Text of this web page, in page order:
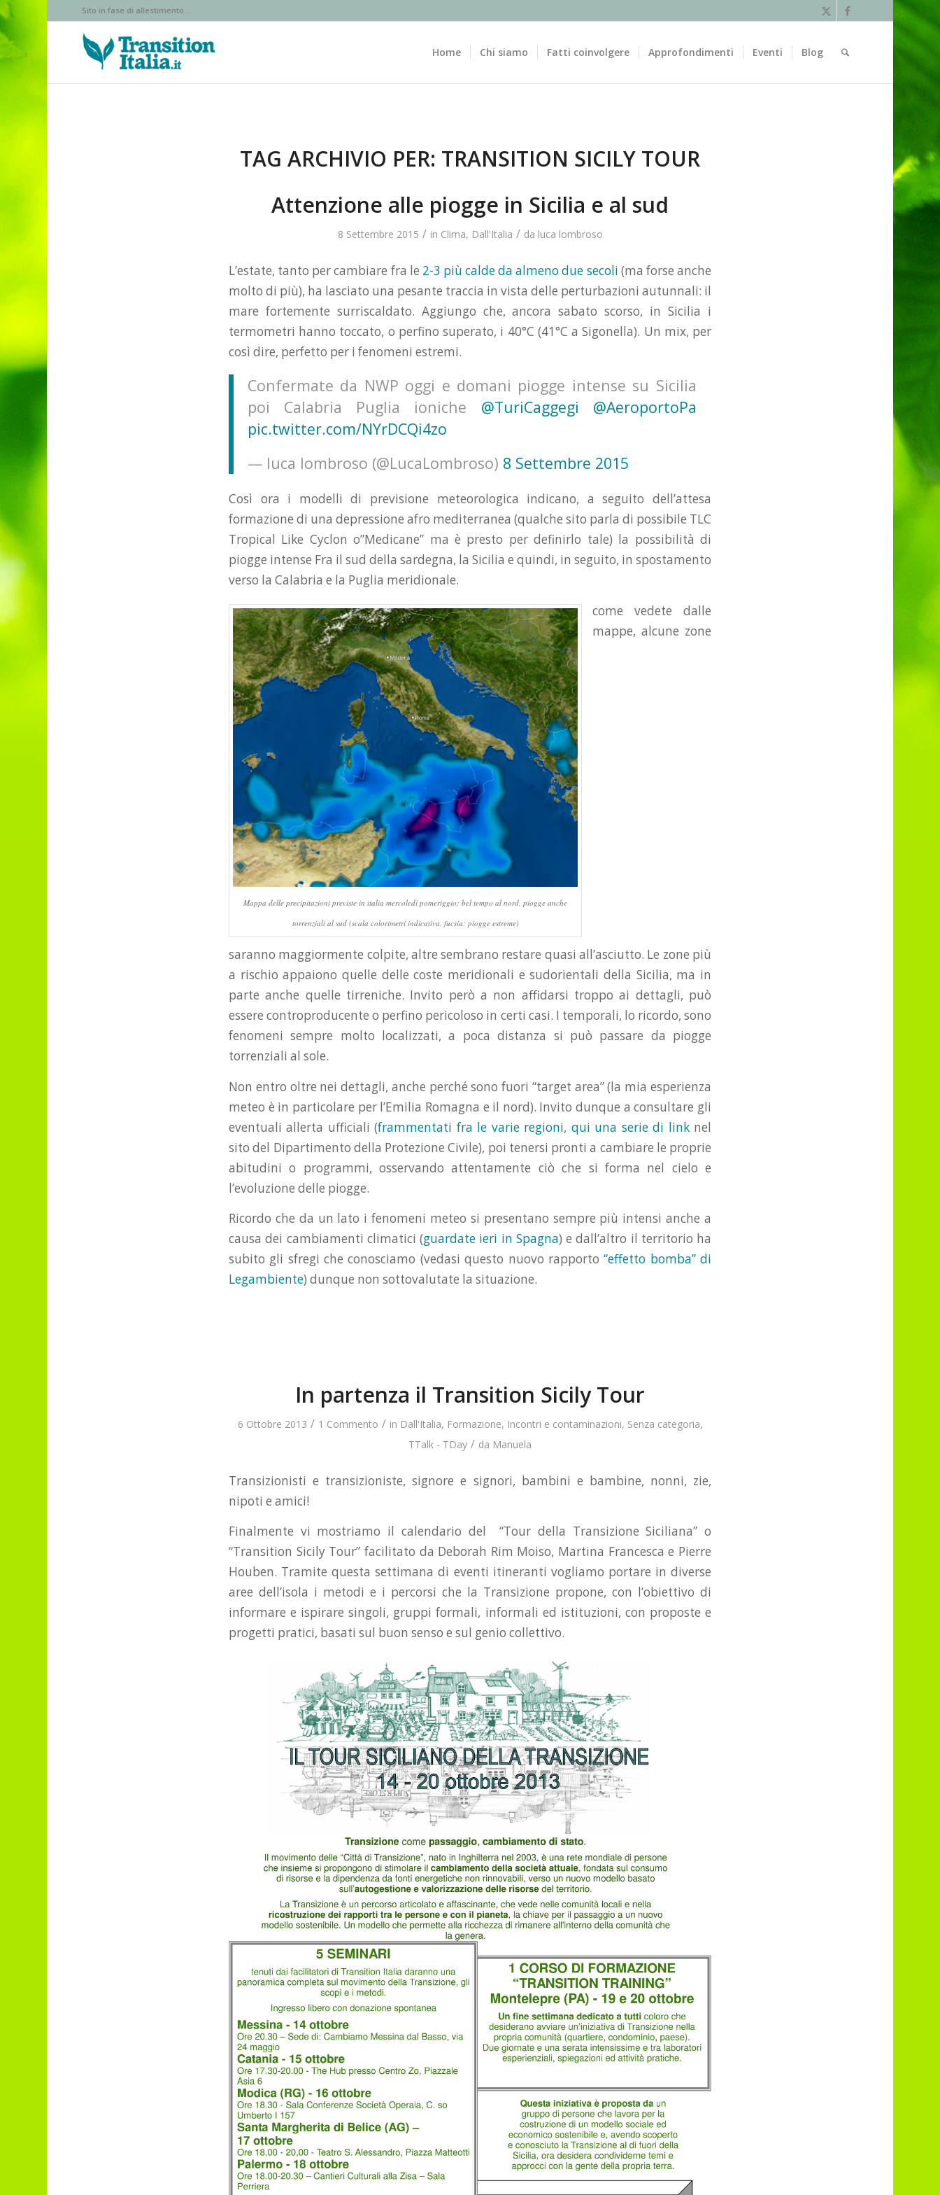
Sito in fase di allestimento...
Home Chi siamo Fatti coinvolgere Approfondimenti Eventi Blog
TAG ARCHIVIO PER: TRANSITION SICILY TOUR
Attenzione alle piogge in Sicilia e al sud
8 Settembre 2015 / in Clima, Dall'Italia / da luca lombroso
L’estate, tanto per cambiare fra le 2-3 più calde da almeno due secoli (ma forse anche
molto di più), ha lasciato una pesante traccia in vista delle perturbazioni autunnali: il
mare fortemente surriscaldato. Aggiungo che, ancora sabato scorso, in Sicilia i
termometri hanno toccato, o perfino superato, i 40°C (41°C a Sigonella). Un mix, per
così dire, perfetto per i fenomeni estremi.
Confermate da NWP oggi e domani piogge intense su Sicilia
poi Calabria Puglia ioniche @TuriCaggegi
@AeroportoPa
pic.twitter.com/NYrDCQi4zo
— luca lombroso (@LucaLombroso) 8 Settembre 2015
Così ora i modelli di previsione meteorologica indicano, a seguito dell’attesa
formazione di una depressione afro mediterranea (qualche sito parla di possibile TLC
Tropical Like Cyclon o”Medicane” ma è presto per definirlo tale) la possibilità di
piogge intense Fra il sud della sardegna, la Sicilia e quindi, in seguito, in spostamento
verso la Calabria e la Puglia meridionale.
Mappa delle precipitazioni previste in italia mercoledì pomeriggio; bel tempo al nord, piogge anche
torrenziali al sud (scala colorimetri indicativa, fucsia: piogge estreme)
come vedete dalle
mappe, alcune zone
saranno maggiormente colpite, altre sembrano restare quasi all’asciutto. Le zone più
a rischio appaiono quelle delle coste meridionali e sudorientali della Sicilia, ma in
parte anche quelle tirreniche. Invito però a non affidarsi troppo ai dettagli, può
essere controproducente o perfino pericoloso in certi casi. I temporali, lo ricordo, sono
fenomeni sempre molto localizzati, a poca distanza si può passare da piogge
torrenziali al sole.
Non entro oltre nei dettagli, anche perché sono fuori “target area” (la mia esperienza
meteo è in particolare per l’Emilia Romagna e il nord). Invito dunque a consultare gli
eventuali allerta ufficiali (frammentati fra le varie regioni, qui una serie di linknel
sito del Dipartimento della Protezione Civile), poi tenersi pronti a cambiare le proprie
abitudini o programmi, osservando attentamente ciò che si forma nel cielo e
l’evoluzione delle piogge.
Ricordo che da un lato i fenomeni meteo si presentano sempre più intensi anche a
causa dei cambiamenti climatici (guardate ieri in Spagna) e dall’altro il territorio ha
subito gli sfregi che conosciamo (vedasi questo nuovo rapporto“effetto bomba” di
Legambiente) dunque non sottovalutate la situazione.
In partenza il Transition Sicily Tour
6 Ottobre 2013 / 1 Commento / in Dall'Italia, Formazione, Incontri e contaminazioni, Senza categoria,
TTalk - TDay / da Manuela
Transizionisti e transizioniste, signore e signori, bambini e bambine, nonni, zie,
nipoti e amici!
Finalmente vi mostriamo il calendario del “Tour della Transizione Siciliana” o
“Transition Sicily Tour” facilitato da Deborah Rim Moiso, Martina Francesca e Pierre
Houben. Tramite questa settimana di eventi itineranti vogliamo portare in diverse
aree dell’isola i metodi e i percorsi che la Transizione propone, con l’obiettivo di
informare e ispirare singoli, gruppi formali, informali ed istituzioni, con proposte e
progetti pratici, basati sul buon senso e sul genio collettivo.